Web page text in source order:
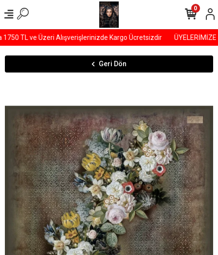
TL ve Üzeri Alışverişlerinizde Kargo Ücretsizdir ÜYELERİMİZE
0
Geri Dön